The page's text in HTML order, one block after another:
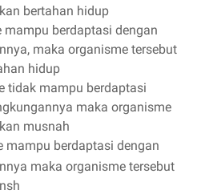
bertahan hidup
berdaptasi dengan
maka organisme tersebut
hidup
tidak mampu berdaptasi
maka organisme
musnah
mampu berdaptasi dengan
maka organisme tersebut